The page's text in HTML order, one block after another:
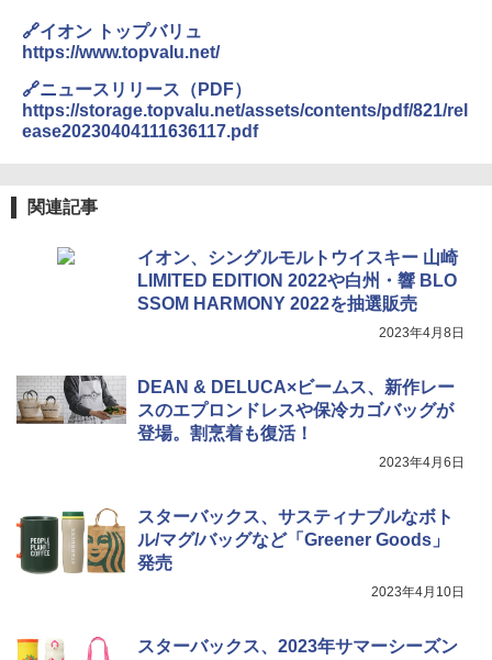
し 塩らーめん 108g×10袋 保存食 備蓄
カップヌードル レギュラー 日清食品 カ
￥3,213
高効率 15L 一人暮らし 二人暮らし スチ
ーム調理 フラットテーブル トースト機
能 自動メニュー33種 簡単お手入れ ブラ
ック YRZ-WF150TV(B)
￥26,800
4
ジ 赤外線センサー ノンフライ調理 簡単
お手入れ 小型 新生活 一人暮らし 二人暮
らし ファミリー
5
シャープ ウォーターオーブン ヘルシオ
AX-XJ1-B ブラック 30L 2段調理 コンベ
🔗イオン トップバリュ
https://www.topvalu.net/
🔗ニュースリリース（PDF）
https://storage.topvalu.net/assets/contents/pdf/821/rel
ease20230404111636117.pdf
関連記事
イオン、シングルモルトウイスキー 山崎
LIMITED EDITION 2022や白州・響 BLO
SSOM HARMONY 2022を抽選販売
2023年4月8日
DEAN & DELUCA×ビームス、新作レー
スのエプロンドレスや保冷カゴバッグが
登場。割烹着も復活！
2023年4月6日
スターバックス、サスティナブルなボト
ル/マグ/バッグなど「Greener Goods」
発売
2023年4月10日
スターバックス、2023年サマーシーズン